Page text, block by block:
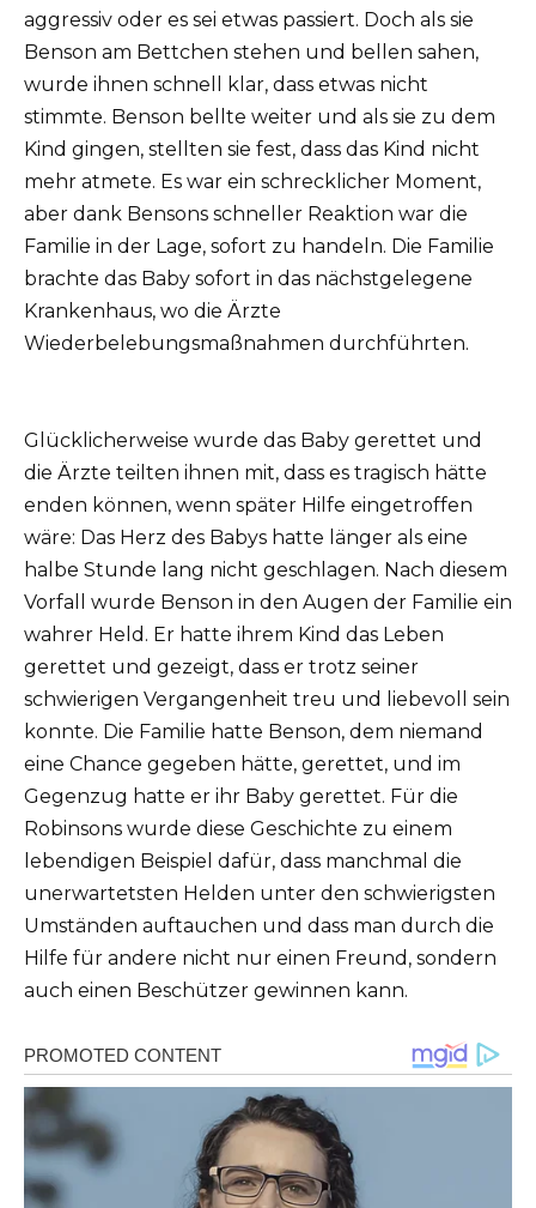
aggressiv oder es sei etwas passiert. Doch als sie
Benson am Bettchen stehen und bellen sahen,
wurde ihnen schnell klar, dass etwas nicht
stimmte. Benson bellte weiter und als sie zu dem
Kind gingen, stellten sie fest, dass das Kind nicht
mehr atmete. Es war ein schrecklicher Moment,
aber dank Bensons schneller Reaktion war die
Familie in der Lage, sofort zu handeln. Die Familie
brachte das Baby sofort in das nächstgelegene
Krankenhaus, wo die Ärzte
Wiederbelebungsmaßnahmen durchführten.
Glücklicherweise wurde das Baby gerettet und
die Ärzte teilten ihnen mit, dass es tragisch hätte
enden können, wenn später Hilfe eingetroffen
wäre: Das Herz des Babys hatte länger als eine
halbe Stunde lang nicht geschlagen. Nach diesem
Vorfall wurde Benson in den Augen der Familie ein
wahrer Held. Er hatte ihrem Kind das Leben
gerettet und gezeigt, dass er trotz seiner
schwierigen Vergangenheit treu und liebevoll sein
konnte. Die Familie hatte Benson, dem niemand
eine Chance gegeben hätte, gerettet, und im
Gegenzug hatte er ihr Baby gerettet. Für die
Robinsons wurde diese Geschichte zu einem
lebendigen Beispiel dafür, dass manchmal die
unerwartetsten Helden unter den schwierigsten
Umständen auftauchen und dass man durch die
Hilfe für andere nicht nur einen Freund, sondern
auch einen Beschützer gewinnen kann.